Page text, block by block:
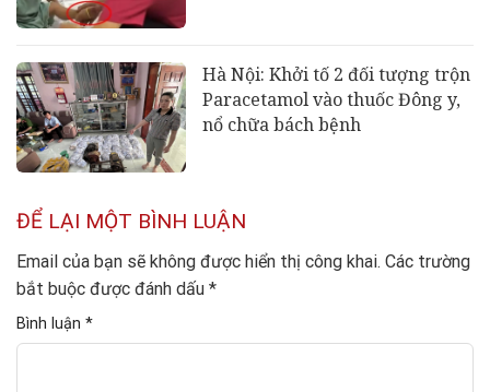
Hà Nội: Khởi tố 2 đối tượng trộn
Paracetamol vào thuốc Đông y,
nổ chữa bách bệnh
ĐỂ LẠI MỘT BÌNH LUẬN
Email của bạn sẽ không được hiển thị công khai. Các trường
bắt buộc được đánh dấu *
Bình luận *